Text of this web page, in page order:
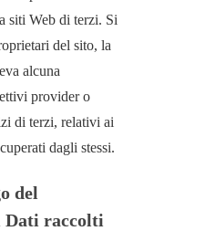
siti Web di terzi. Si
del sito, la
alcuna
provider o
di terzi, relativi ai
dagli stessi.
del
Dati raccolti